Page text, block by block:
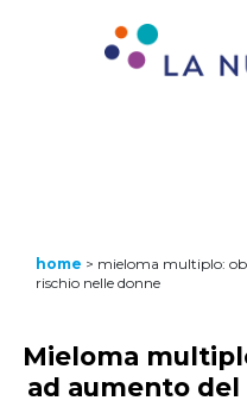
home > mieloma multiplo:
rischio nelle donne
Mieloma
ad aumento